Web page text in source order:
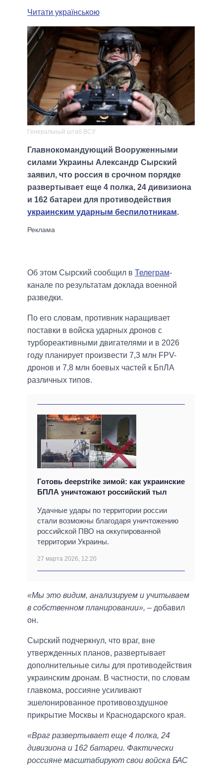
Читати українською
Генеральный штаб ВСУ
Главнокомандующий Вооруженными
силами Украины Александр Сырский
заявил, что россия в срочном порядке
развертывает еще 4 полка, 24 дивизиона
и 162 батареи для противодействия
украинским ударным беспилотникам.
Об этом Сырский сообщил в Телеграм-
канале по результатам доклада военной
разведки.
По его словам, противник наращивает
поставки в войска ударных дронов с
турбореактивными двигателями и в 2026
году планирует произвести 7,3 млн FPV-
дронов и 7,8 млн боевых частей к БпЛА
различных типов.
Готовь deepstrike зимой: как украинские
БПЛА уничтожают российский тыл
Удачные удары по территории россии
стали возможны благодаря уничтожению
российской ПВО на оккупированной
территории Украины.
27 марта 2026, 12:20
«Мы это видим, анализируем и учитываем
в собственном планировании», – добавил
он.
Сырский подчеркнул, что враг, вне
утвержденных планов, развертывает
дополнительные силы для противодействия
украинским дронам. В частности, по словам
главкома, россияне усиливают
эшелонированное противовоздушное
прикрытие Москвы и Краснодарского края.
«Враг развертывает еще 4 полка, 24
дивизиона и 162 батареи. Фактически
россияне масштабируют свои войска БАС